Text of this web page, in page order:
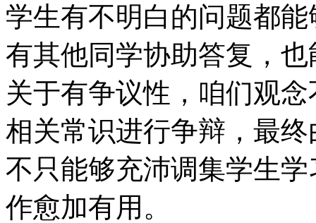
学生有不明白的问题都
有其他同学协助答复，
关于有争议性，咱们观
相关常识进行争辩，最
不只能够充沛调集学生
作愈加有用。